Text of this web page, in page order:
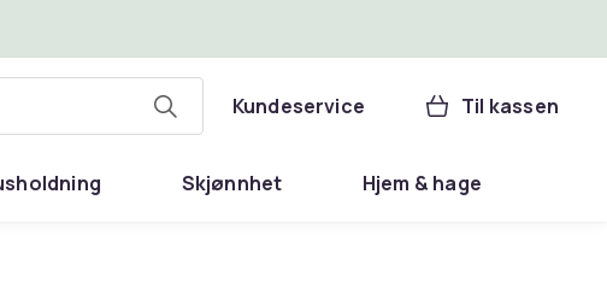
Kundeservice Til kassen
Skjønnhet Hjem & hage